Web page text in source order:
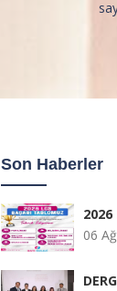
Son Haberler
2026
06